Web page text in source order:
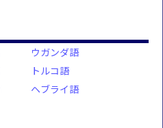
ウガンダ語
トルコ語
ヘブライ語